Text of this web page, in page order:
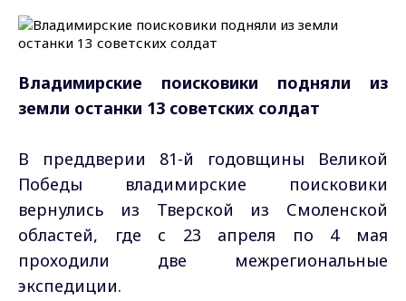
Владимирские поисковики подняли из
земли останки 13 советских солдат
В преддверии 81-й годовщины Великой
Победы владимирские поисковики
вернулись из Тверской из Смоленской
областей, где с 23 апреля по 4 мая
проходили две межрегиональные
экспедиции.